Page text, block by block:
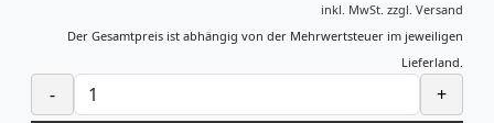
inkl. MwSt. zzgl. Versand
Der Gesamtpreis ist abhängig von der Mehrwertsteuer im jeweiligen
Lieferland.
-
+